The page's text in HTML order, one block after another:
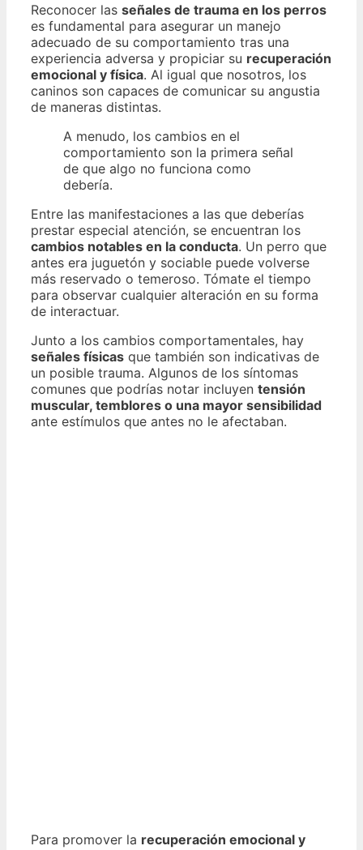
Reconocer las señales de trauma en los perros
es fundamental para asegurar un manejo
adecuado de su comportamiento tras una
experiencia adversa y propiciar su recuperación
emocional y física. Al igual que nosotros, los
caninos son capaces de comunicar su angustia
de maneras distintas.
A menudo, los cambios en el
comportamiento son la primera señal
de que algo no funciona como
debería.
Entre las manifestaciones a las que deberías
prestar especial atención, se encuentran los
cambios notables en la conducta. Un perro que
antes era juguetón y sociable puede volverse
más reservado o temeroso. Tómate el tiempo
para observar cualquier alteración en su forma
de interactuar.
Junto a los cambios comportamentales, hay
señales físicas que también son indicativas de
un posible trauma. Algunos de los síntomas
comunes que podrías notar incluyen tensión
muscular, temblores o una mayor sensibilidad
ante estímulos que antes no le afectaban.
Para promover la recuperación emocional y